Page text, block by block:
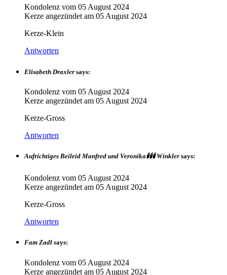
Kondolenz vom 05 August 2024
Kerze angezündet am 05 August 2024
Kerze-Klein
Antworten
Elisabeth Draxler says:
Kondolenz vom 05 August 2024
Kerze angezündet am 05 August 2024
Kerze-Gross
Antworten
Aufrichtiges Beileid Manfred und Veronika🕯🕯🕯 Winkler says:
Kondolenz vom 05 August 2024
Kerze angezündet am 05 August 2024
Kerze-Gross
Antworten
Fam Zadl says:
Kondolenz vom 05 August 2024
Kerze angezündet am 05 August 2024